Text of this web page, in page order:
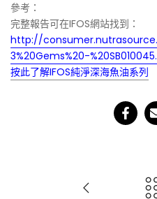
參考：
完整報告可在IFOS網站找到：
http://
3%20Gems%20-
按此了解IFOS純淨深海魚油系列